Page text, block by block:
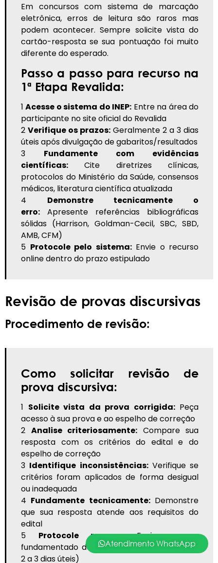
Em concursos com sistema de marcação
eletrônica, erros de leitura são raros mas
podem acontecer. Sempre solicite vista do
cartão-resposta se sua pontuação foi muito
diferente do esperado.
Passo a passo para recurso na
1ª Etapa Revalida:
1 Acesse o sistema do INEP: Entre na área do
participante no site oficial do Revalida
2 Verifique os prazos: Geralmente 2 a 3 dias
úteis após divulgação de gabaritos/resultados
3
Fundamente com evidências
científicas: Cite diretrizes clínicas,
protocolos do Ministério da Saúde, consensos
médicos, literatura científica atualizada
4
Demonstre tecnicamente o
erro: Apresente referências bibliográficas
sólidas (Harrison, Goldman-Cecil, SBC, SBD,
AMB, CFM)
5 Protocole pelo sistema:Envie o recurso
online dentro do prazo estipulado
Revisão de provas discursivas
Procedimento de revisão:
Como solicitar revisão de
prova discursiva:
1 Solicite vista da prova corrigida:Peça
acesso à sua prova e ao espelho de correção
2 Analise criteriosamente: Compare sua
resposta com os critérios do edital e do
espelho de correção
3 Identifique inconsistências:Verifique se
critérios foram aplicados de forma desigual
ou inadequada
4 Fundamente tecnicamente:Demonstre
que sua resposta atende aos requisitos do
edital
5
Protocole recurso:Envie recurso
fundamentado dentro do prazo (geralmente
2 a 3 dias úteis)
Atendimento WhatsApp